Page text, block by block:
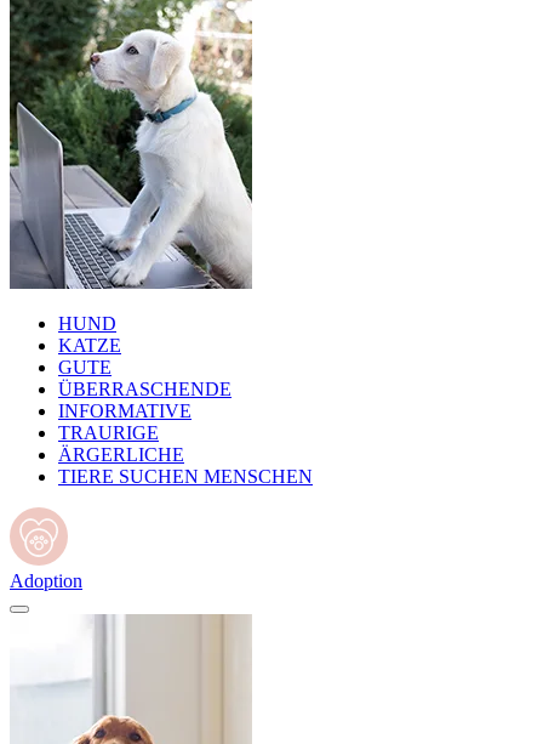
HUND
KATZE
GUTE
ÜBERRASCHENDE
INFORMATIVE
TRAURIGE
ÄRGERLICHE
TIERE SUCHEN MENSCHEN
Adoption